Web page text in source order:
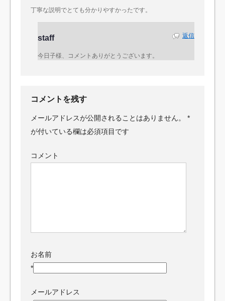
丁寧な説明でとても分かりやすかったです。
staff
今日子様、コメントありがとうございます。
返信
コメントを残す
メールアドレスが公開されることはありません。
*
が付いている欄は必須項目です
コメント
お名前
*
メールアドレス